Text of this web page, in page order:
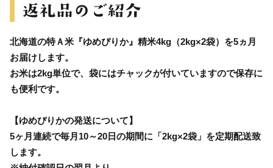
北海道の特Ａ米『ゆめぴりか』精米4kg（2kg×2袋）を5ヵ月
お届けします。
お米は2kg単位で、袋にはチャックが付いていますので保存に
も便利です。
【ゆめぴりかの発送について】
5ヶ月連続で毎月10～20日の期間に「2kg×2袋」を定期配送致
します。